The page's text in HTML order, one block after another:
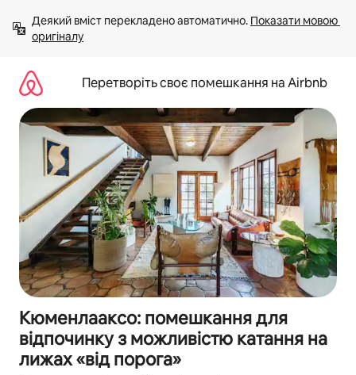
вмісту
Деякий вміст перекладено автоматично. Показати мовою
оригіналу
Перетворіть своє помешкання на Airbnb
Кюменлааксо: помешкання для
відпочинку з можливістю катання на
лижах «від порога»